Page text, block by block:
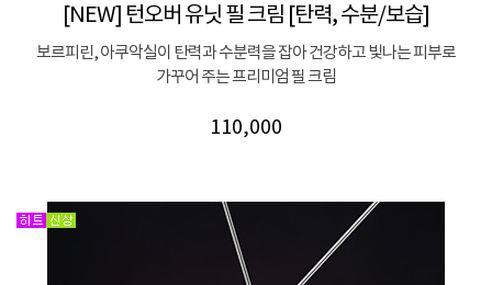
[NEW] 턴오버 유닛 필 크림 [탄력, 수분/보습]
보르피린, 아쿠악실이 탄력과 수분력을 잡아 건강하고 빛나는 피부로
가꾸어 주는 프리미엄 필 크림
110,000